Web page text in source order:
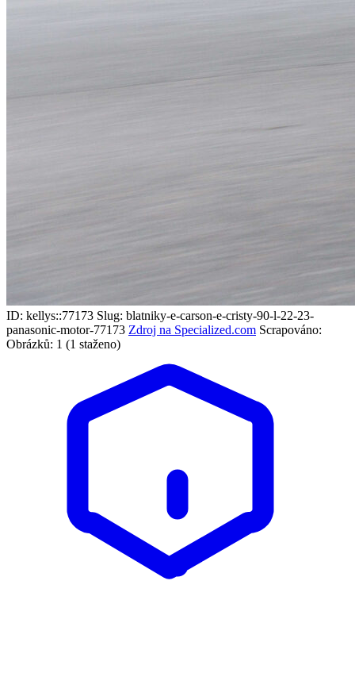
ID: kellys::77173 Slug: blatniky-e-carson-e-cristy-90-l-22-23-
panasonic-motor-77173 Zdroj na Specialized.com Scrapováno:
Obrázků: 1 (1 staženo)